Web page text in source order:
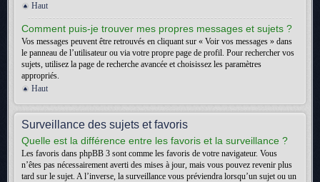
Haut
Comment puis-je trouver mes propres messages et sujets ?
Vos messages peuvent être retrouvés en cliquant sur « Voir vos messages » dans
le panneau de l’utilisateur ou via votre propre page de profil. Pour rechercher vos
sujets, utilisez la page de recherche avancée et choisissez les paramètres
appropriés.
Haut
Surveillance des sujets et favoris
Quelle est la différence entre les favoris et la surveillance ?
Les favoris dans phpBB 3 sont comme les favoris de votre navigateur. Vous
n’êtes pas nécessairement averti des mises à jour, mais vous pouvez revenir plus
tard sur le sujet. A l’inverse, la surveillance vous préviendra lorsqu’un sujet ou un